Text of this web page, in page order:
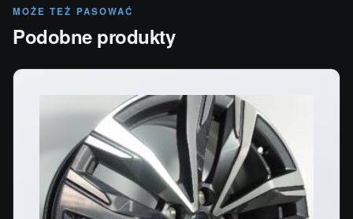
MOŻE TEŻ PASOWAĆ
Podobne produkty